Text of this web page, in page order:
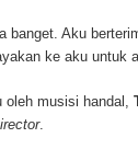
banget. Aku
ke aku untuk
oleh musisi handal,
.